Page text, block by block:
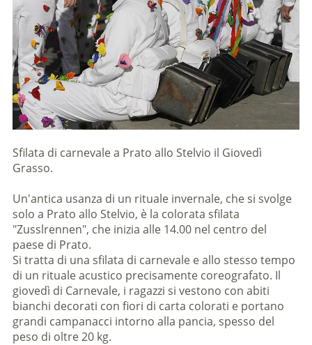
Sfilata di carnevale a Prato allo Stelvio il Giovedì
Grasso.
Un'antica usanza di un rituale invernale, che si svolge
solo a Prato allo Stelvio, è la colorata sfilata
"Zusslrennen", che inizia alle 14.00 nel centro del
paese di Prato.
Si tratta di una sfilata di carnevale e allo stesso tempo
di un rituale acustico precisamente coreografato. Il
giovedì di Carnevale, i ragazzi si vestono con abiti
bianchi decorati con fiori di carta colorati e portano
grandi campanacci intorno alla pancia, spesso del
peso di oltre 20 kg.